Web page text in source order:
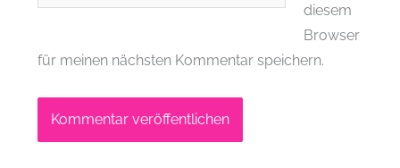
diesem
Browser
für meinen nächsten Kommentar speichern.